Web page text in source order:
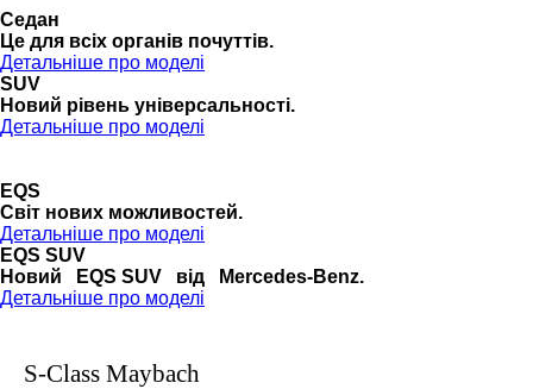
Седан
Це для всіх органів почуттів.
Детальніше про моделі
SUV
Новий рівень універсальності.
Детальніше про моделі
EQS
Cвіт нових можливостей.
Детальніше про моделі
EQS SUV
Новий EQS SUV від Mercedes-Benz.
Детальніше про моделі
S-Class Maybach